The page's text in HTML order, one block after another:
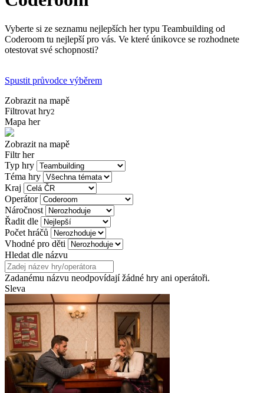
Vyberte si ze seznamu nejlepších her typu Teambuilding od
Coderoom tu nejlepší pro vás. Ve které únikovce se rozhodnete
otestovat své schopnosti?
Spustit průvodce výběrem
Zobrazit na mapě
Filtrovat hry2
Mapa her
Zobrazit na mapě
Filtr her
Typ hry
Téma hry
Kraj
Operátor
Náročnost
Řadit dle
Počet hráčů
Vhodné pro děti
Hledat dle názvu
Zadanému názvu neodpovídají žádné hry ani operátoři.
Sleva